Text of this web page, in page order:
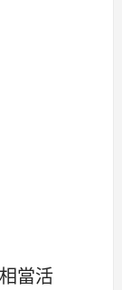
當活